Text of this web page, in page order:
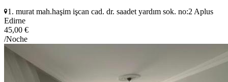
1. murat mah.haşim işcan cad. dr. saadet yardım sok. no:2 Aplus
Edirne
45,00 €
/Noche